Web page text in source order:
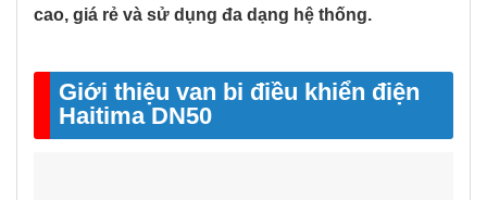
cao, giá rẻ và sử dụng đa dạng hệ thống.
Giới thiệu van bi điều khiển điện
Haitima DN50